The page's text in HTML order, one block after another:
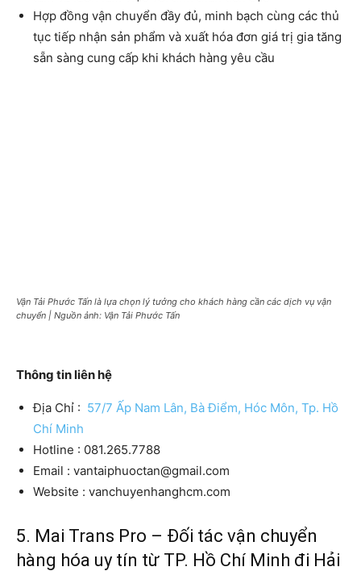
Hợp đồng vận chuyển đầy đủ, minh bạch cùng các thủ
tục tiếp nhận sản phẩm và xuất hóa đơn giá trị gia tăng
sẵn sàng cung cấp khi khách hàng yêu cầu
Vận Tải Phước Tấn là lựa chọn lý tưởng cho khách hàng cần các dịch vụ vận
chuyển | Nguồn ảnh: Vận Tải Phước Tấn
Thông tin liên hệ
Địa Chỉ : 57/7 Ấp Nam Lân, Bà Điểm, Hóc Môn, Tp. Hồ
Chí Minh
Hotline : 081.265.7788
Email : vantaiphuoctan@gmail.com
Website : vanchuyenhanghcm.com
5. Mai Trans Pro – Đối tác vận chuyển
hàng hóa uy tín từ TP. Hồ Chí Minh đi Hải